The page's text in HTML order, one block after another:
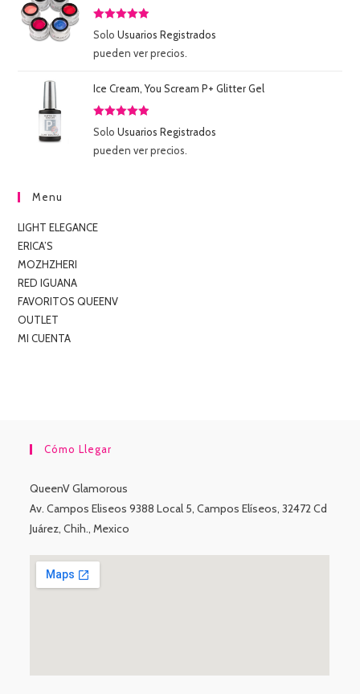
Valorado
5
SoloUsuarios Registrados
pueden ver precios.
Ice Cream, You Scream P+ Glitter Gel
Valorado
5
SoloUsuarios Registrados
pueden ver precios.
Menu
LIGHT ELEGANCE
ERICA’S
MOZHZHERI
RED IGUANA
FAVORITOS QUEENV
OUTLET
MI CUENTA
Cómo Llegar
QueenV Glamorous
Av. Campos Eliseos 9388 Local 5, Campos Elíseos, 32472 Cd
Juárez, Chih., Mexico